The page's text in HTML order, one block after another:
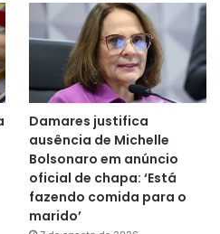
Damares justifica
ausência de Michelle
Bolsonaro em anúncio
oficial de chapa: ‘Está
fazendo comida para o
marido’